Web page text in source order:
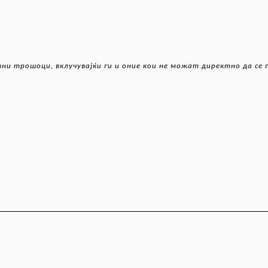
трошоци, вклучувајќи ги и оние кои не можат директно да се